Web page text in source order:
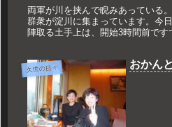
両軍が川を挟んで睨みあっている
群衆が淀川に集まっています。今
陣取る土手上は、開始3時間前です
久世の日々 おかん